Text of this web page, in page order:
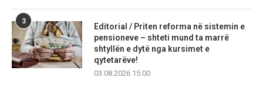
3
Editorial / Priten reforma në sistemin e
pensioneve – shteti mund ta marrë
shtyllën e dytë nga kursimet e
qytetarëve!
03.08.2026 15:00